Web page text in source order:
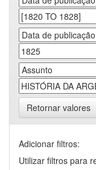
Retornar valores
Adicionar filtros:
Utilizar filtros para